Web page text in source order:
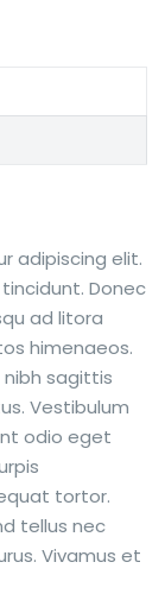
adipiscing elit.
Donec
ad litora
himenaeos.
nibh sagittis
Vestibulum
odio eget
tortor.
tellus nec
Vivamus et